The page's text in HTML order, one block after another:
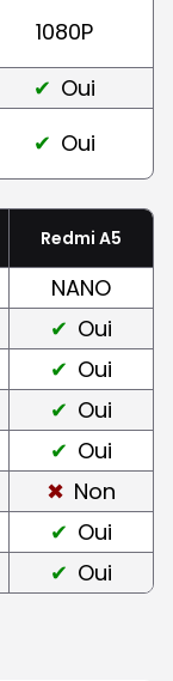
1080P
Oui
Oui
Redmi A5
NANO
Oui
Oui
Oui
Oui
Non
Oui
Oui